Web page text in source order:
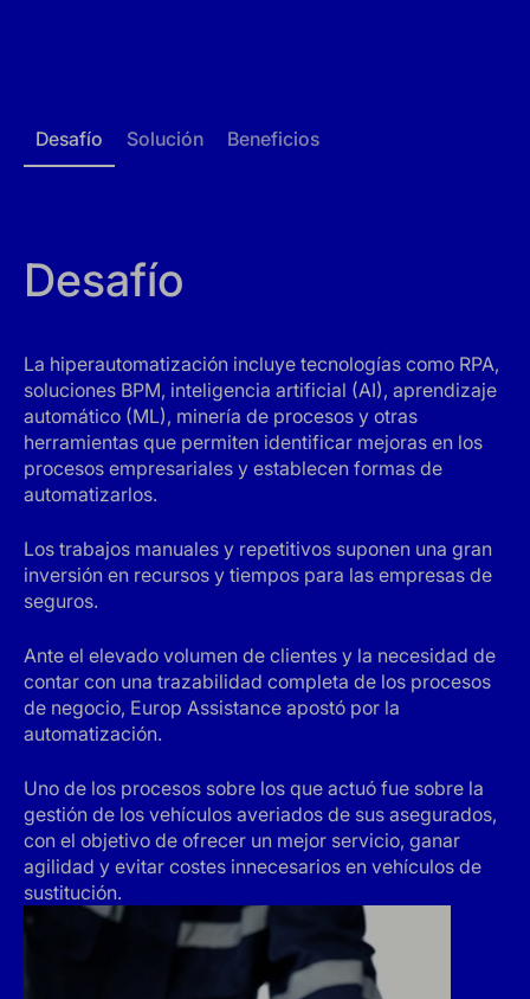
Desafío Solución Beneficios
Desafío
La hiperautomatización incluye tecnologías como RPA,
soluciones BPM, inteligencia artificial (AI), aprendizaje
automático (ML), minería de procesos y otras
herramientas que permiten identificar mejoras en los
procesos empresariales y establecen formas de
automatizarlos.
Los trabajos manuales y repetitivos suponen una gran
inversión en recursos y tiempos para las empresas de
seguros.
Ante el elevado volumen de clientes y la necesidad de
contar con una trazabilidad completa de los procesos
de negocio, Europ Assistance apostó por la
automatización.
Uno de los procesos sobre los que actuó fue sobre la
gestión de los vehículos averiados de sus asegurados,
con el objetivo de ofrecer un mejor servicio, ganar
agilidad y evitar costes innecesarios en vehículos de
sustitución.